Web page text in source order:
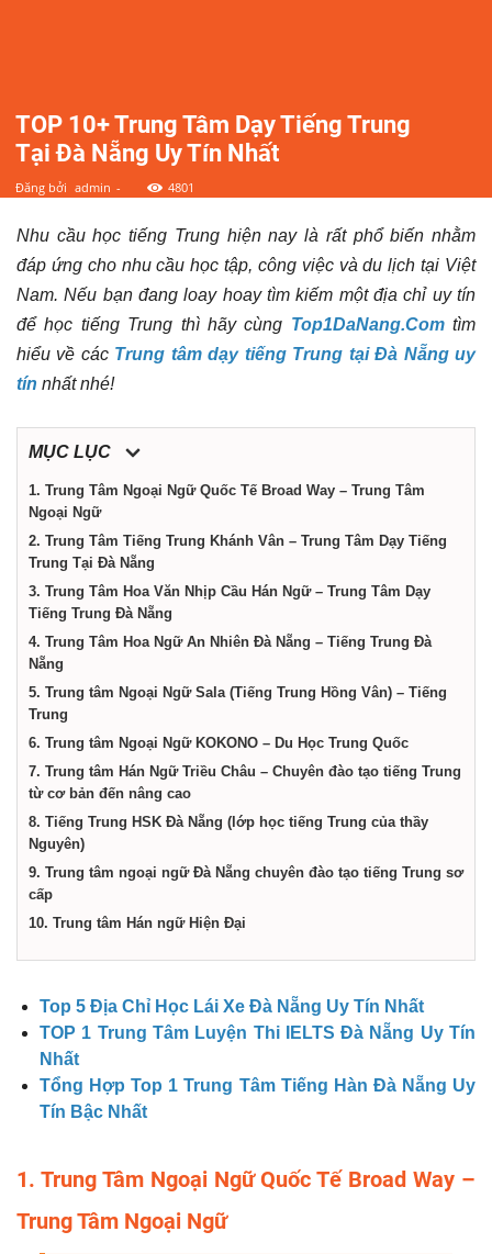
vụ
tại
Đà
Nẵng
TOP 10+ Trung Tâm Dạy Tiếng Trung
Tại Đà Nẵng Uy Tín Nhất
Đăng bởi admin - 4801
Nhu cầu học tiếng Trung hiện nay là rất phổ biến nhằm
đáp ứng cho nhu cầu học tập, công việc và du lịch tại Việt
Nam. Nếu bạn đang loay hoay tìm kiếm một địa chỉ uy tín
để học tiếng Trung thì hãy cùng Top1DaNang.Comtìm
hiểu về các Trung tâm dạy tiếng Trung tại Đà Nẵng uy
tín nhất nhé!
MỤC LỤC
1. Trung Tâm Ngoại Ngữ Quốc Tế Broad Way – Trung Tâm
Ngoại Ngữ
2. Trung Tâm Tiếng Trung Khánh Vân – Trung Tâm Dạy Tiếng
Trung Tại Đà Nẵng
3. Trung Tâm Hoa Văn Nhịp Cầu Hán Ngữ – Trung Tâm Dạy
Tiếng Trung Đà Nẵng
4. Trung Tâm Hoa Ngữ An Nhiên Đà Nẵng – Tiếng Trung Đà
Nẵng
5. Trung tâm Ngoại Ngữ Sala (Tiếng Trung Hồng Vân) – Tiếng
Trung
6. Trung tâm Ngoại Ngữ KOKONO – Du Học Trung Quốc
7. Trung tâm Hán Ngữ Triều Châu – Chuyên đào tạo tiếng Trung
từ cơ bản đến nâng cao
8. Tiếng Trung HSK Đà Nẵng (lớp học tiếng Trung của thầy
Nguyên)
9. Trung tâm ngoại ngữ Đà Nẵng chuyên đào tạo tiếng Trung sơ
cấp
10. Trung tâm Hán ngữ Hiện Đại
Top 5 Địa Chỉ Học Lái Xe Đà Nẵng Uy Tín Nhất
TOP 1 Trung Tâm Luyện Thi IELTS Đà Nẵng Uy Tín
Nhất
Tổng Hợp Top 1 Trung Tâm Tiếng Hàn Đà Nẵng Uy
Tín Bậc Nhất
1. Trung Tâm Ngoại Ngữ Quốc Tế Broad Way –
Trung Tâm Ngoại Ngữ